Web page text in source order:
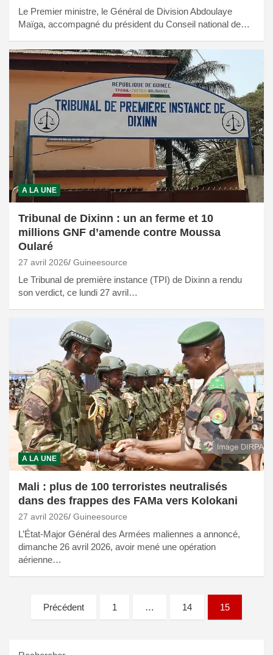
Le Premier ministre, le Général de Division Abdoulaye
Maïga, accompagné du président du Conseil national de…
A LA UNE
Tribunal de Dixinn : un an ferme et 10
millions GNF d’amende contre Moussa
Oularé
27 avril 2026 Guineesource
Le Tribunal de première instance (TPI) de Dixinn a rendu
son verdict, ce lundi 27 avril…
A LA UNE
Mali : plus de 100 terroristes neutralisés
dans des frappes des FAMa vers Kolokani
27 avril 2026 Guineesource
L’État-Major Général des Armées maliennes a annoncé,
dimanche 26 avril 2026, avoir mené une opération
aérienne…
Pagination
des
Précédent 1 … 14 15